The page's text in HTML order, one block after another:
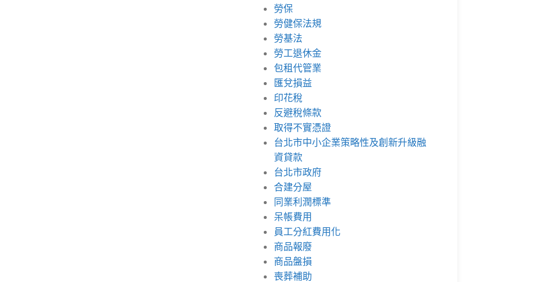
勞保
勞健保法規
勞基法
勞工退休金
包租代管業
匯兌損益
印花稅
反避稅條款
取得不實憑證
台北市中小企業策略性及創新升級融
資貸款
台北市政府
合建分屋
同業利潤標準
呆帳費用
員工分紅費用化
商品報廢
商品盤損
喪葬補助